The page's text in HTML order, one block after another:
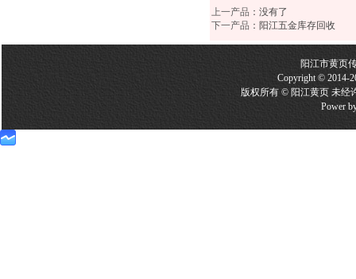
上一产品 ：没有了
下一产品 ： 阳江五金库存回收
阳江市黄页
Copyright © 2014-
版权所有 © 阳江黄页 未经
Power